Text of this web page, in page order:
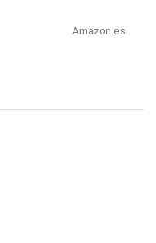
Amazon.es